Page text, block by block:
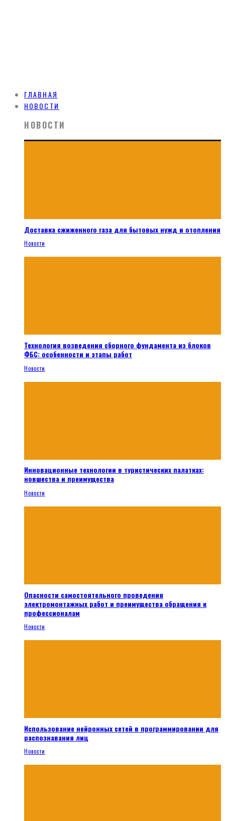
ГЛАВНАЯ
НОВОСТИ
НОВОСТИ
Доставка сжиженного газа для бытовых нужд и отопления
Новости
Технология возведения сборного фундамента из блоков
ФБС: особенности и этапы работ
Новости
Инновационные технологии в туристических палатках:
новшества и преимущества
Новости
Опасности самостоятельного проведения
электромонтажных работ и преимущества обращения к
профессионалам
Новости
Использование нейронных сетей в программировании для
распознавания лиц
Новости